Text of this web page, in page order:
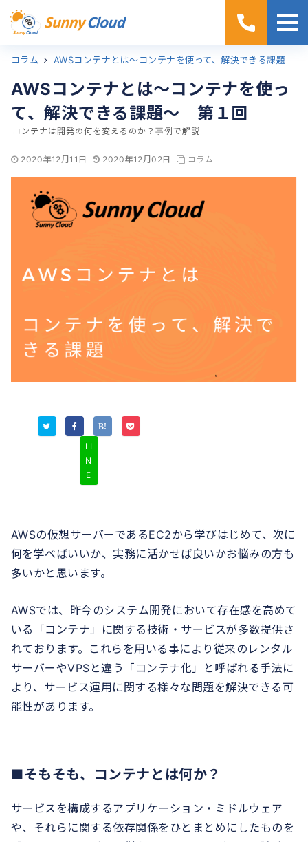
ホーム
コラム
AWSコンテナとは～コンテナを使っ
て、解決できる課題～ 第１回
コンテナは開発の何を変えるのか？事例で解説
2020年12月11日 2020年12月02日 コラム
LI
N
E
AWSの仮想サーバーであるEC2から学びはじめて、次に
何を学べばいいか、実務に活かせば良いかお悩みの方も
多いかと思います。
AWSでは、昨今のシステム開発において存在感を高めて
いる「コンテナ」に関する技術・サービスが多数提供さ
れております。これらを用いる事により従来のレンタル
サーバーやVPSと違う「コンテナ化」と呼ばれる手法に
より、サービス運用に関する様々な問題を解決できる可
能性があります。
■そもそも、コンテナとは何か？
サービスを構成するアプリケーション・ミドルウェア
や、それらに関する依存関係をひとまとめにしたものを